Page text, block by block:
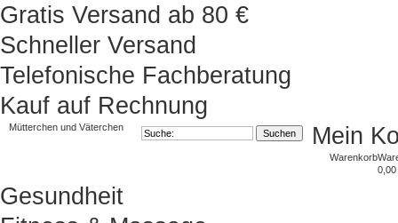
Gratis Versand ab 80 €
Schneller Versand
Telefonische Fachberatung
Kauf auf Rechnung
Mütterchen und Väterchen Mein
Warenkorb
0,00
Gesundheit